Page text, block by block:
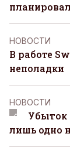
НОВОСТИ
В работе
неполадки
НОВОСТИ
Убыток
лишь одно